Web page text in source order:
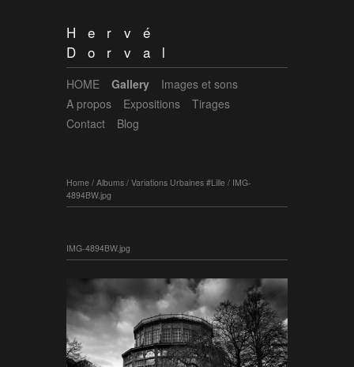
Hervé
Dorval
HOME Gallery
Images et sons
A propos
Expositions
Tirages
Contact
Blog
Home / Albums / Variations Urbaines #Lille / IMG-
4894BW.jpg
IMG-4894BW.jpg